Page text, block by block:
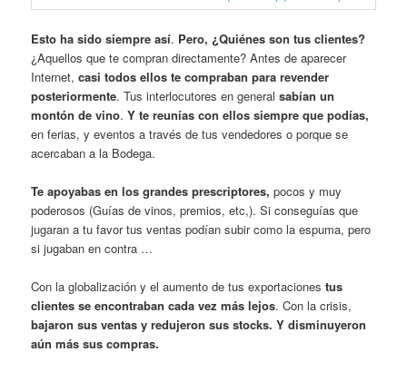
Esto ha sido siempre así. Pero, ¿Quiénes son tus clientes?
¿Aquellos que te compran directamente? Antes de aparecer
Internet,casi todos ellos te compraban para revender
posteriormente. Tus interlocutores en generalsabían un
montón de vino.Y te reunías con ellos siempre que podías,
en ferias, y eventos a través de tus vendedores o porque se
acercaban a la Bodega.
Te apoyabas en los grandes prescriptores, pocos y muy
poderosos (Guías de vinos, premios, etc,). Si conseguías que
jugaran a tu favor tus ventas podían subir como la espuma, pero
si jugaban en contra …
Con la globalización y el aumento de tus exportacionestus
clientes se encontraban cada vez más lejos. Con la crisis,
bajaron sus ventas y redujeron sus stocks. Y disminuyeron
aún más sus compras.